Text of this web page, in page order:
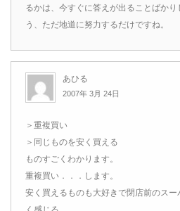
るかは、今すぐに答えが出ることばかり
う、ただ地道に努力するだけですね。
あひる
2007年 3月 24日
＞重複買い
＞同じものを安く買える
ものすごくわかります。
重複買い．．．します。
安く買えるものも大好きで閉店前のス